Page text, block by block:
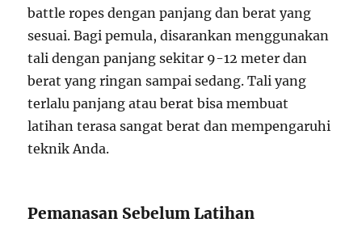
battle ropes dengan panjang dan berat yang
sesuai. Bagi pemula, disarankan menggunakan
tali dengan panjang sekitar 9-12 meter dan
berat yang ringan sampai sedang. Tali yang
terlalu panjang atau berat bisa membuat
latihan terasa sangat berat dan mempengaruhi
teknik Anda.
Pemanasan Sebelum Latihan